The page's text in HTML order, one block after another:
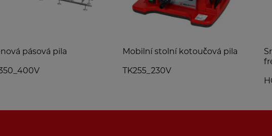
pásová pila Mobilní stolní kotoučová pila
TK255_230V